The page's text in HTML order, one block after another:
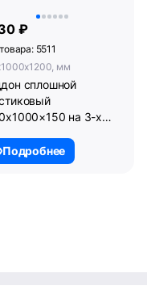
₽
5511
мм
сплошной
на 3-х
трубой.
Подробнее